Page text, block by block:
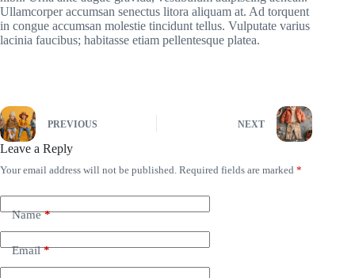
Ullamcorper accumsan senectus litora aliquam at. Ad torquent
in congue accumsan molestie tincidunt tellus. Vulputate varius
lacinia faucibus; habitasse etiam pellentesque platea.
PREVIOUS NEXT
Leave a Reply
Your email address will not be published. Required fields are marked *
Name*
Email*